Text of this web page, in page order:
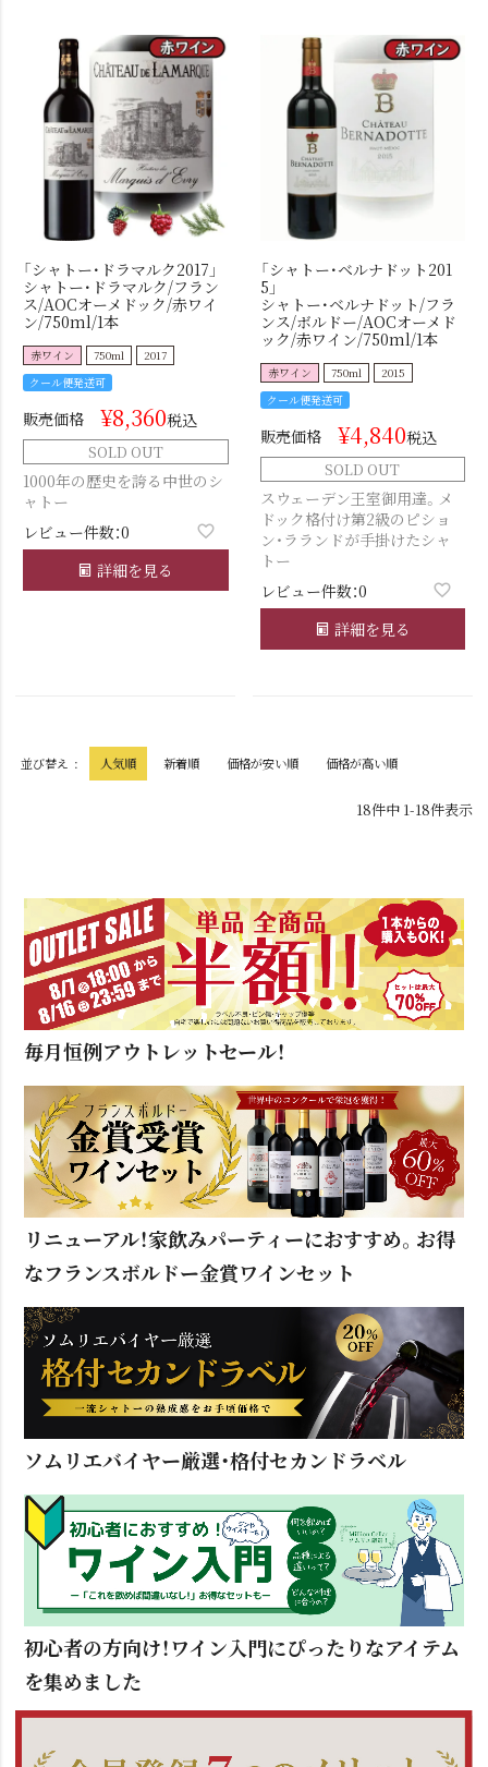
「シャトー･ドラマルク2017」
シャトー･ドラマルク/フラン
ス/AOCオーメドック/赤ワイ
ン/750ml/1本
赤ワイン 750ml
2017
クール便発送可
販売価格 ¥8,360税込
SOLD OUT
1000年の歴史を誇る中世のシ
ャトー
レビュー件数：0
詳細を見る
「シャトー･ベルナドット201
5」
シャトー･ベルナドット/フラ
ンス/ボルドー/AOCオーメド
ック/赤ワイン/750ml/1本
赤ワイン 750ml
2015
クール便発送可
販売価格 ¥4,840税込
SOLD OUT
スウェーデン王室御用達。メ
ドック格付け第2級のピショ
ン・ラランドが手掛けたシャ
トー
レビュー件数：0
詳細を見る
並び替え 人気順 新着順 価格が安い順 価格が高い順
18件中 1-18件表示
毎月恒例アウトレットセール！
リニューアル！家飲みパーティーにおすすめ。お得
なフランスボルドー金賞ワインセット
ソムリエバイヤー厳選・格付セカンドラベル
初心者の方向け！ワイン入門にぴったりなアイテム
を集めました